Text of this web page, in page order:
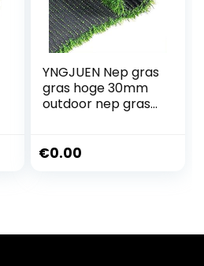
YNGJUEN Nep gras
gras hoge 30mm
outdoor nep gras
natuurlijke realiteit
€0.00